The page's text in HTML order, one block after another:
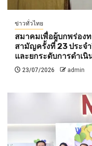
ข่าวทั่วไทย
สมาคมเพื่อผู้บกพร่อง
สามัญครั้งที่ 23 ประจ
และยกระดับการดำเ
23/07/2026 admin